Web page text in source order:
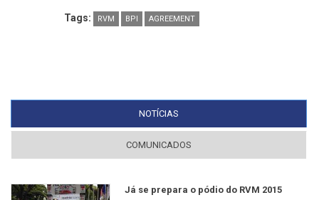
Tags: RVM BPI AGREEMENT
NOTÍCIAS
COMUNICADOS
Já se prepara o pódio do RVM 2015